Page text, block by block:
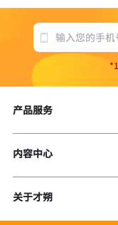
产品服务
企业社保服务
个人社保服务
残保金规划
内容中心
公司新闻
行业干货
关于才朔